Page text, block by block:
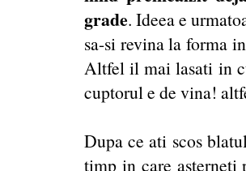
grade. Ideea e
sa-si revina la forma
Altfel il mai lasati in
cuptorul e de vina!
Dupa ce ati scos
timp in care asterneti